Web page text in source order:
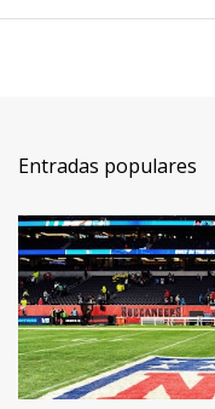
Entradas populares